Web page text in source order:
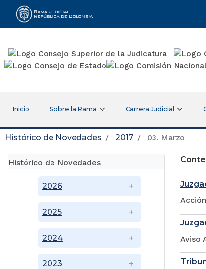
Rama Judicial
Inicio Sobre la Rama Carrera Judicial
Histórico de Novedades 2017 03. Marzo
Histórico de Novedades
2023
2024
2025
2026
Aviso